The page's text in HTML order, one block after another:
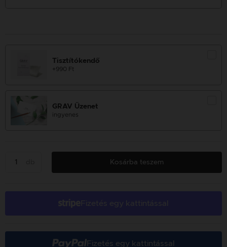
Tisztítókendő
+990 Ft
GRAV Üzenet
ingyenes
Kosárba teszem
Fizetés egy kattintással